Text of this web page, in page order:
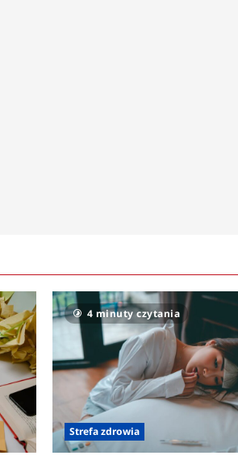
4 minuty czytania
Strefa zdrowia